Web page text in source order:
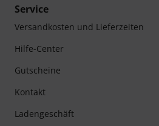
Service
Versandkosten und Lieferzeiten
Hilfe-Center
Gutscheine
Kontakt
Ladengeschäft